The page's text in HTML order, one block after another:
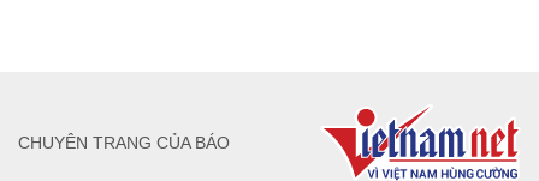
CHUYÊN TRANG CỦA BÁO